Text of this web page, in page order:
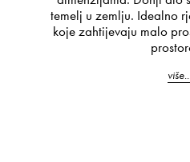
temelj u zemlju. Idealno
koje zahtijevaju malo